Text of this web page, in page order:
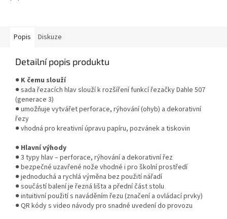
Popis
Diskuze
Detailní popis produktu
● K čemu slouží
● sada řezacích hlav slouží k rozšíření funkcí řezačky Dahle 507
(generace 3)
● umožňuje vytvářet perforace, rýhování (ohyb) a dekorativní
řezy
● vhodná pro kreativní úpravu papíru, pozvánek a tiskovin
● Hlavní výhody
● 3 typy hlav – perforace, rýhování a dekorativní řez
● bezpečné uzavřené nože vhodné i pro školní prostředí
● jednoduchá a rychlá výměna bez použití nářadí
● součástí balení je řezná lišta a přední část stolu
● intuitivní použití s naváděním řezu (značení a ovládací prvky)
● QR kódy s video návody pro snadné uvedení do provozu